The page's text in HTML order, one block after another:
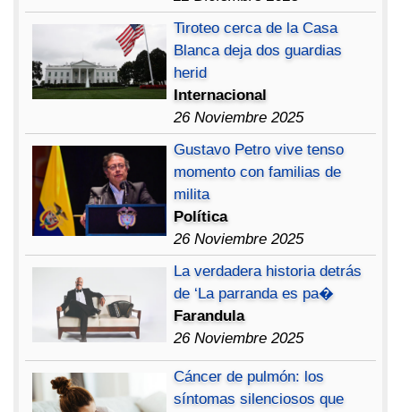
Tiroteo cerca de la Casa
Blanca deja dos guardias
herid
Internacional
26 Noviembre 2025
Gustavo Petro vive tenso
momento con familias de
milita
Política
26 Noviembre 2025
La verdadera historia detrás
de ‘La parranda es pa�
Farandula
26 Noviembre 2025
Cáncer de pulmón: los
síntomas silenciosos que